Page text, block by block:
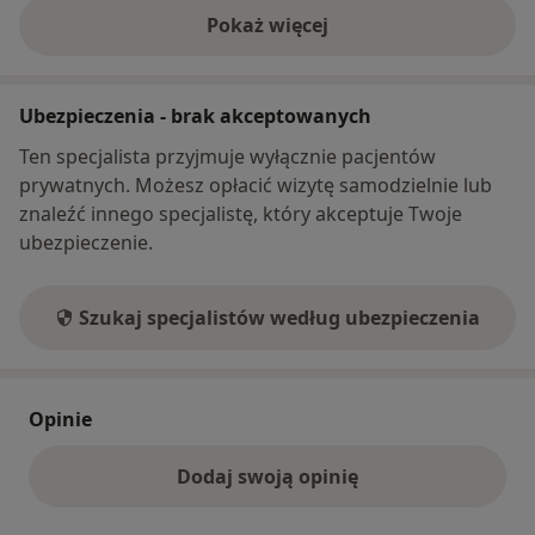
Pokaż więcej
o adresie
Ubezpieczenia - brak akceptowanych
Ten specjalista przyjmuje wyłącznie pacjentów
prywatnych. Możesz opłacić wizytę samodzielnie lub
znaleźć innego specjalistę, który akceptuje Twoje
ubezpieczenie.
Szukaj specjalistów według ubezpieczenia
Opinie
Dodaj swoją opinię